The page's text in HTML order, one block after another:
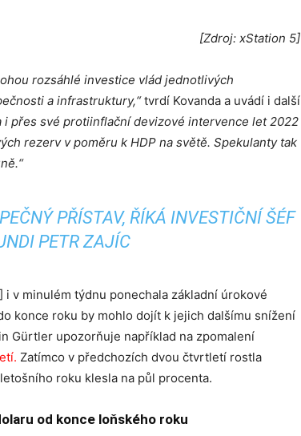
[Zdroj: xStation 5]
rozsáhlé investice vlád jednotlivých
a infrastruktury,“tvrdí Kovanda a uvádí i další
i přes své protiinflační devizové intervence let 2022
rezerv v poměru k HDP na světě. Spekulanty tak
PŘÍSTAV, ŘÍKÁ INVESTIČNÍ ŠÉF
PETR ZAJÍC
v minulém týdnu ponechala základní úrokové
konce roku by mohlo dojít k jejich dalšímu snížení
Gürtler upozorňuje například na zpomalení
Zatímco v předchozích dvou čtvrtletí rostla
roku klesla na půl procenta.
od konce loňského roku